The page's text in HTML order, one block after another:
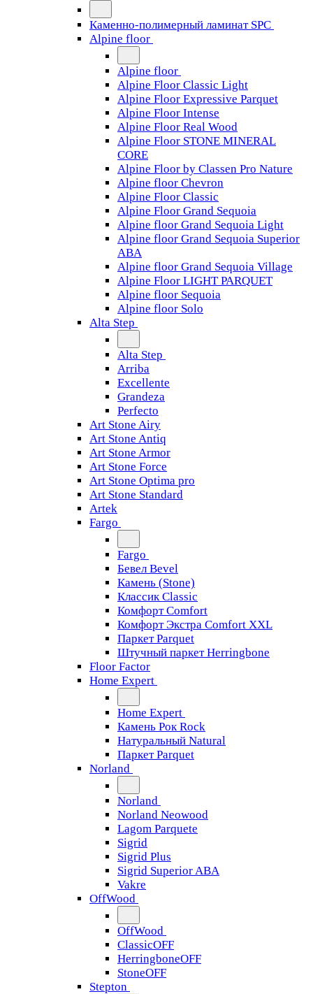
Каменно-полимерный ламинат SPC
Alpine floor
Alpine floor
Alpine Floor Classic Light
Alpine Floor Expressive Parquet
Alpine Floor Intense
Alpine Floor Real Wood
Alpine Floor STONE MINERAL
CORE
Alpine Floor by Classen Pro Nature
Alpine floor Chevron
Alpine Floor Classic
Alpine Floor Grand Sequoia
Alpine floor Grand Sequoia Light
Alpine floor Grand Sequoia Superior
ABA
Alpine floor Grand Sequoia Village
Alpine Floor LIGHT PARQUET
Alpine floor Sequoia
Alpine floor Solo
Alta Step
Alta Step
Arriba
Excellente
Grandeza
Perfecto
Art Stone Airy
Art Stone Antiq
Art Stone Armor
Art Stone Force
Art Stone Optima pro
Art Stone Standard
Artek
Fargo
Fargo
Бевел Bevel
Камень (Stone)
Классик Classic
Комфорт Comfort
Комфорт Экстра Comfort XXL
Паркет Parquet
Штучный паркет Herringbone
Floor Factor
Home Expert
Home Expert
Камень Рок Rock
Натуральный Natural
Паркет Parquet
Norland
Norland
Norland Neowood
Lagom Parquete
Sigrid
Sigrid Plus
Sigrid Superior ABA
Vakre
OffWood
OffWood
ClassicOFF
HerringboneOFF
StoneOFF
Stepton